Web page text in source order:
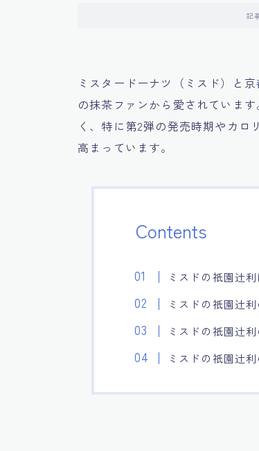
記
ミスタードーナツ（ミスド）と
の抹茶ファンから愛されていま
く、特に第2弾の発売時期やカ
高まっています。
Contents
ミスドの祇園辻
ミスドの祇園辻
ミスドの祇園辻
ミスドの祇園辻